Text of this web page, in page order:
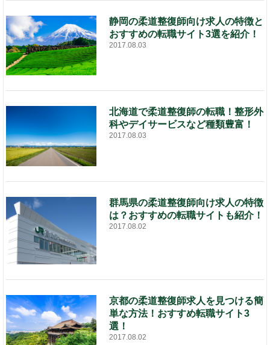
静岡の柔道整復師向け求人の特徴と
おすすめの転職サイト3選を紹介！
2017.08.03
北海道で柔道整復師の転職！整形外
科やデイサービスなど種類豊富！
2017.08.03
群馬県の柔道整復師向け求人の特徴
は？おすすめの転職サイトも紹介！
2017.08.02
京都の柔道整復師求人を見つける簡
単な方法！おすすめ転職サイト3
選！
2017.08.02